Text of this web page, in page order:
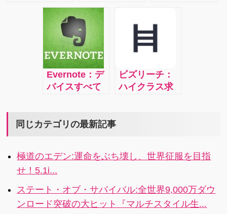
ブラウザと比
べて、どうい
った点が違う
か？抜群に起
動・ページの
表示・タブの
切り替えが速
い！操作しや
機能で使いや
すいをコンセ
プトにした、
軽量で高速な
純国産の常に
進化し続ける
タブ型ブラウ
ザです
ソコンでも内
単！パスコー
ドロック機
Evernote：デ
バイスすべて
情報の整理、
向上に役立ち
ます。メモや
写真をキャプ
チャしたり、
ToDoリストを
ビズリーチ：
ハイクラス求
同じカテゴリの最新記事
極道のエデン:運命をぶち壊し、世界征服を目指
せ！5.1i...
ステート・オブ・サバイバル:全世界9,000万ダウ
ンロード突破の大ヒット『マルチスタイル生...